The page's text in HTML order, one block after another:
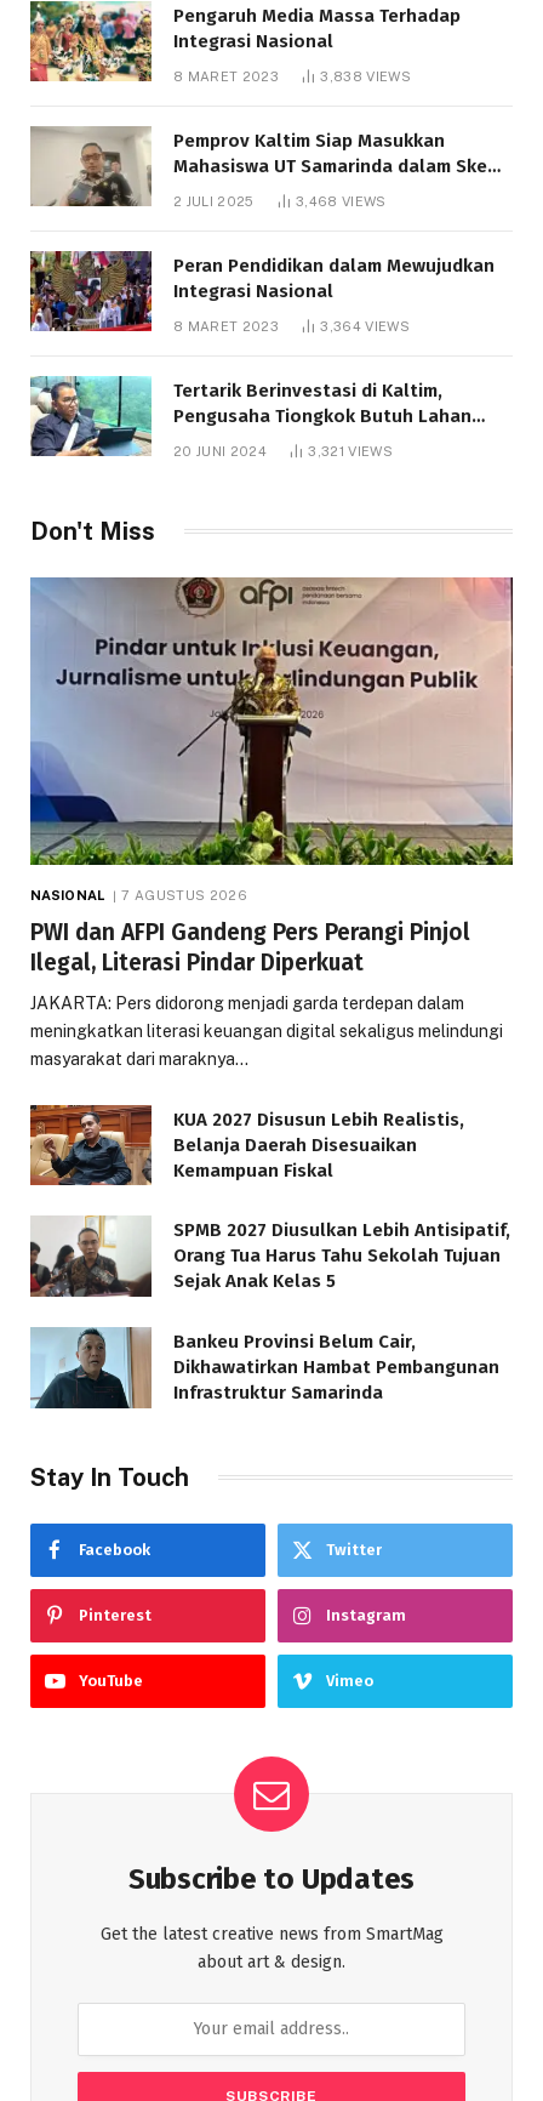
Pengaruh Media Massa Terhadap
Integrasi Nasional
8 MARET 2023 3,838VIEWS
Pemprov Kaltim Siap Masukkan
Mahasiswa UT Samarinda dalam Skema
Bantuan Pendidikan Gratispol
2 JULI 2025 3,468 VIEWS
Peran Pendidikan dalam Mewujudkan
Integrasi Nasional
8 MARET 2023 3,364VIEWS
Tertarik Berinvestasi di Kaltim,
Pengusaha Tiongkok Butuh Lahan
1.000 Hektare
20 JUNI 2024 3,321VIEWS
Don't Miss
NASIONAL 7 AGUSTUS 2026
PWI dan AFPI Gandeng Pers Perangi Pinjol
Ilegal, Literasi Pindar Diperkuat
JAKARTA: Pers didorong menjadi garda terdepan dalam
meningkatkan literasi keuangan digital sekaligus melindungi
masyarakat dari maraknya…
KUA 2027 Disusun Lebih Realistis,
Belanja Daerah Disesuaikan
Kemampuan Fiskal
SPMB 2027 Diusulkan Lebih Antisipatif,
Orang Tua Harus Tahu Sekolah Tujuan
Sejak Anak Kelas 5
Bankeu Provinsi Belum Cair,
Dikhawatirkan Hambat Pembangunan
Infrastruktur Samarinda
Stay In Touch
Facebook Twitter
Pinterest Instagram
YouTube Vimeo
Subscribe to Updates
Get the latest creative news from SmartMag
about art & design.